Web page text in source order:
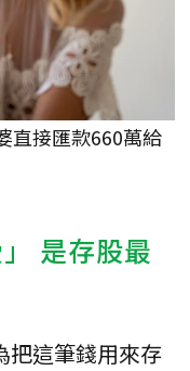
直接匯款660萬給
是存股最
把這筆錢用來存